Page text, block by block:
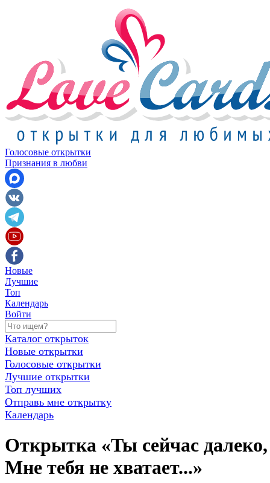
Голосовые открытки
Признания в любви
Новые
Лучшие
Топ
Календарь
Войти
Каталог открыток
Новые открытки
Голосовые открытки
Лучшие открытки
Топ лучших
Отправь мне открытку
Календарь
Открытка «Ты сейчас далеко,
Мне тебя не хватает...»